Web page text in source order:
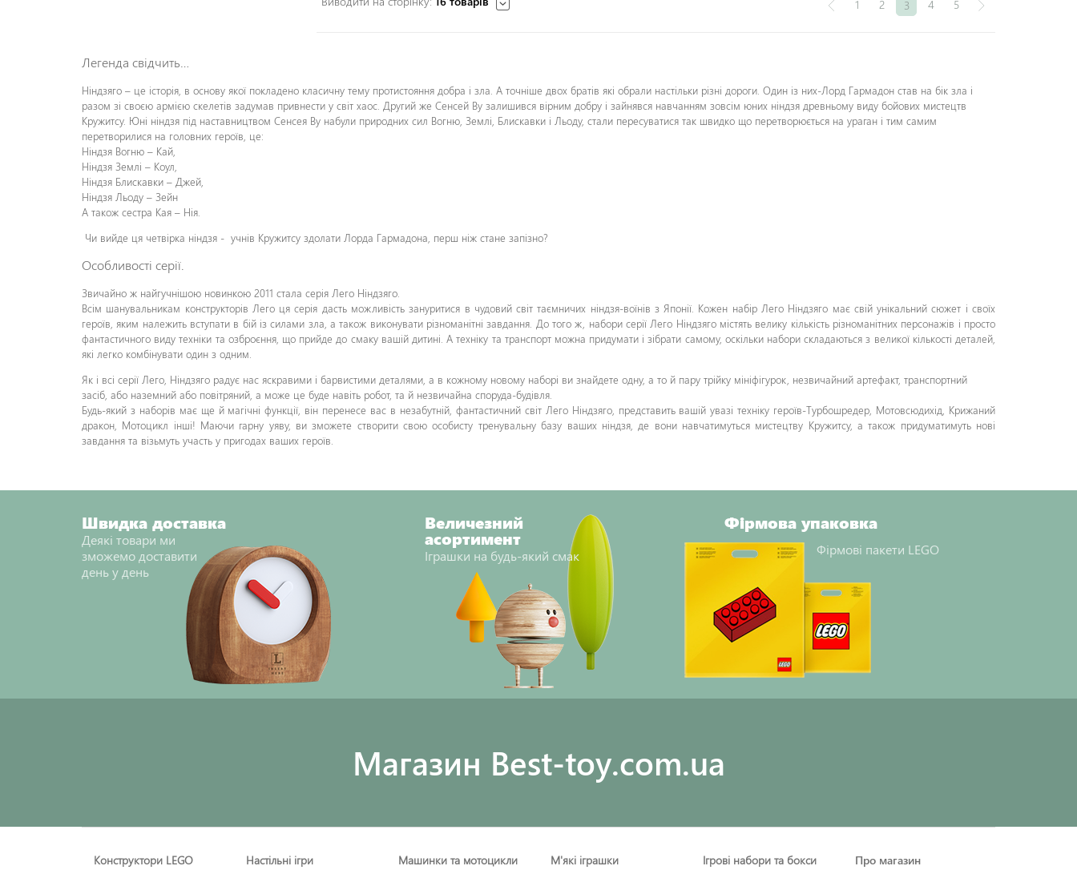
1 2 3 4 5
Легенда свідчить…
Ніндзяго – це історія, в основу якої покладено класичну тему протистояння добра і зла. А точніше двох братів які обрали настільки різні дороги. Один із них-Лорд Гармадон став на бік зла і
разом зі своєю армією скелетів задумав привнести у світ хаос. Другий же Сенсей Ву залишився вірним добру і зайнявся навчанням зовсім юних ніндзя древньому виду бойових мистецтв
Кружитсу. Юні ніндзя під наставництвом Сенсея Ву набули природних сил Вогню, Землі, Блискавки і Льоду, стали пересуватися так швидко що перетворюється на ураган і тим самим
перетворилися на головних героїв, це:
Ніндзя Вогню – Кай,
Ніндзя Землі – Коул,
Ніндзя Блискавки – Джей,
Ніндзя Льоду – Зейн
А також сестра Кая – Нія.
Чи вийде ця четвірка ніндзя - учнів Кружитсу здолати Лорда Гармадона, перш ніж стане запізно?
Особливості серії.
Звичайно ж найгучнішою новинкою 2011 стала серія Лего Ніндзяго.
Всім шанувальникам конструкторів Лего ця серія дасть можливість зануритися в чудовий світ таємничих ніндзя-воїнів з Японії. Кожен набір Лего Ніндзяго має свій унікальний сюжет і своїх
героїв, яким належить вступати в бій із силами зла, а також виконувати різноманітні завдання. До того ж, набори серії Лего Ніндзяго містять велику кількість різноманітних персонажів і просто
фантастичного виду техніки та озброєння, що прийде до смаку вашій дитині. А техніку та транспорт можна придумати і зібрати самому, оскільки набори складаються з великої кількості деталей,
які легко комбінувати один з одним.
Як і всі серії Лего, Ніндзяго радує нас яскравими і барвистими деталями, а в кожному новому наборі ви знайдете одну, а то й пару трійку мініфігурок, незвичайний артефакт, транспортний
засіб, або наземний або повітряний, а може це буде навіть робот, та й незвичайна споруда-будівля.
Будь-який з наборів має ще й магічні функції, він перенесе вас в незабутній, фантастичний світ Лего Ніндзяго, представить вашій увазі техніку героїв-Турбошредер, Мотовсюдихід, Крижаний
дракон, Мотоцикл інші! Маючи гарну уяву, ви зможете створити свою особисту тренувальну базу ваших ніндзя, де вони навчатимуться мистецтву Кружитсу, а також придуматимуть нові
завдання та візьмуть участь у пригодах ваших героїв.
Швидка доставка
Деякі товари ми
зможемо доставити
день у день
Величезний
асортимент
Іграшки на будь-який смак
Фірмова упаковка
Фірмові пакети LEGO
Maгазин Best-toy.com.ua
Конструктори LEGO Настільні ігри
Машинки та мотоцикли
М'які іграшки Ігрові набори та бокси Про магазин